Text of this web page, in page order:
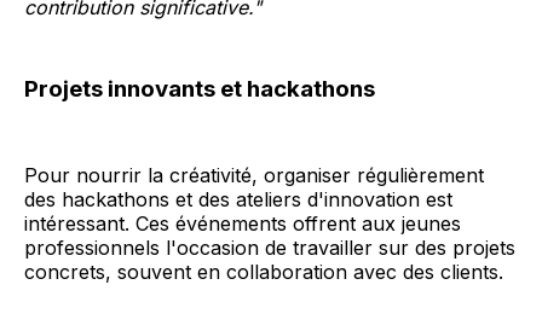
contribution significative."
Projets innovants et hackathons
Pour nourrir la créativité, organiser régulièrement
des hackathons et des ateliers d'innovation est
intéressant. Ces événements offrent aux jeunes
professionnels l'occasion de travailler sur des projets
concrets, souvent en collaboration avec des clients.